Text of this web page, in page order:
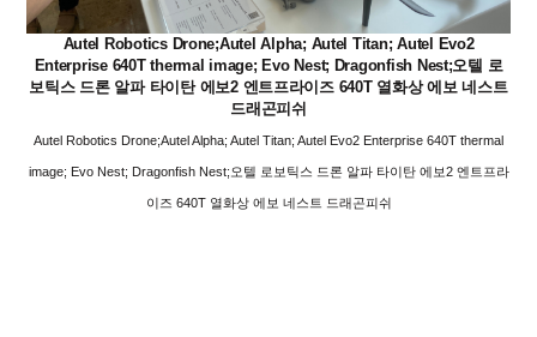
Autel Robotics Drone;Autel Alpha; Autel Titan; Autel Evo2
Enterprise 640T thermal image; Evo Nest; Dragonfish Nest;오텔 로
보틱스 드론 알파 타이탄 에보2 엔트프라이즈 640T 열화상 에보 네스트
드래곤피쉬
Autel Robotics Drone;Autel Alpha; Autel Titan; Autel Evo2 Enterprise 640T thermal
image; Evo Nest; Dragonfish Nest;오텔 로보틱스 드론 알파 타이탄 에보2 엔트프라
이즈 640T 열화상 에보 네스트 드래곤피쉬